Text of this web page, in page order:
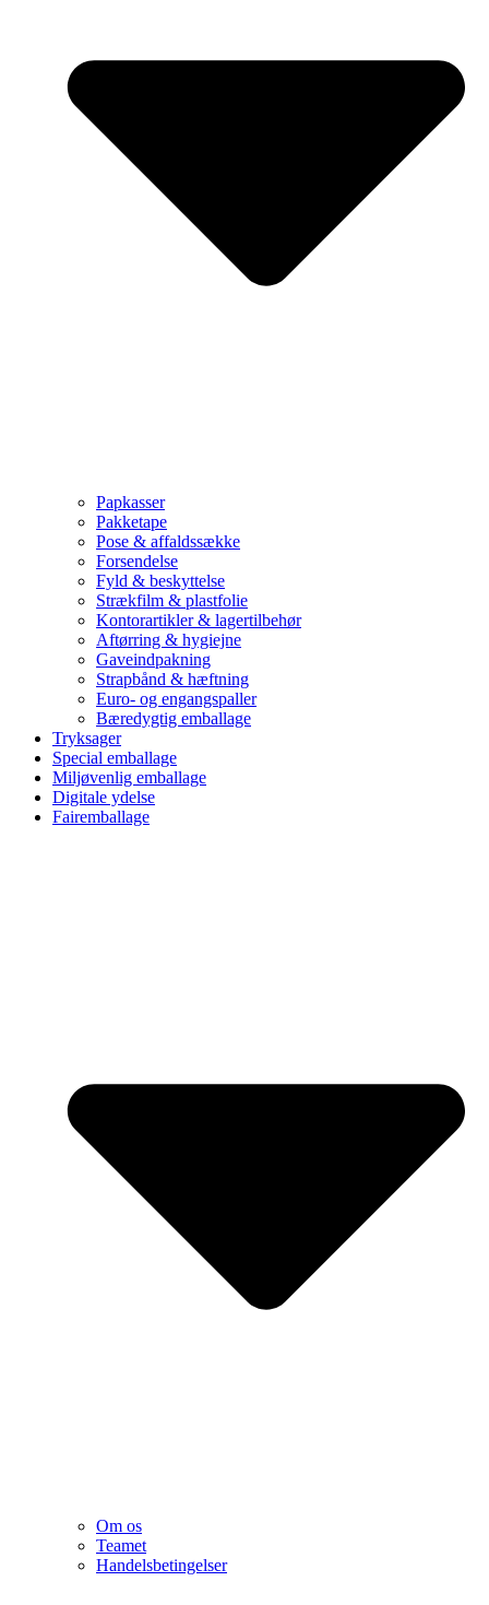
Papkasser
Pakketape
Pose & affaldssække
Forsendelse
Fyld & beskyttelse
Strækfilm & plastfolie
Kontorartikler & lagertilbehør
Aftørring & hygiejne
Gaveindpakning
Strapbånd & hæftning
Euro- og engangspaller
Bæredygtig emballage
Tryksager
Special emballage
Miljøvenlig emballage
Digitale ydelse
Fairemballage
Om os
Teamet
Handelsbetingelser